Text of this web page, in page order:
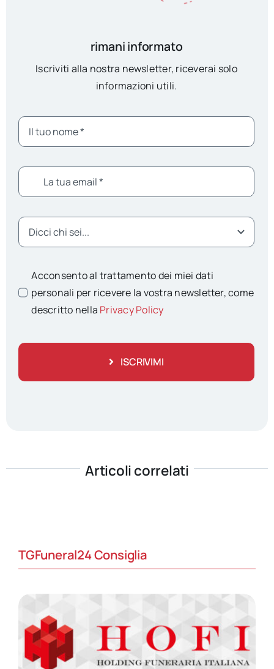
rimani informato
Iscriviti alla nostra newsletter, riceverai solo
informazioni utili.
Acconsento al trattamento dei miei dati
personali per ricevere la vostra newsletter, come
descritto nella Privacy Policy
ISCRIVIMI
Articoli correlati
TGFuneral24 Consiglia